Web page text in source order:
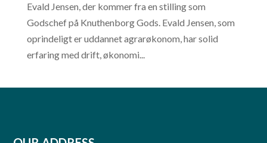
Evald Jensen, der kommer fra en stilling som
Godschef på Knuthenborg Gods. Evald Jensen, som
oprindeligt er uddannet agrarøkonom, har solid
erfaring med drift, økonomi...